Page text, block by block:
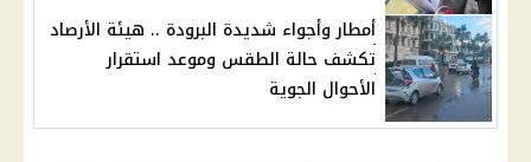
أمطار وأجواء شديدة البرودة .. هيئة الأرصاد
تكشف حالة الطقس وموعد استقرار
الأحوال الجوية